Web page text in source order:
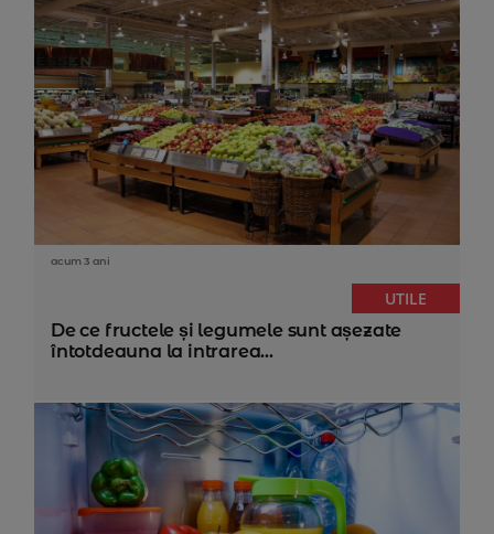
acum 3 ani
UTILE
De ce fructele și legumele sunt așezate
întotdeauna la intrarea...